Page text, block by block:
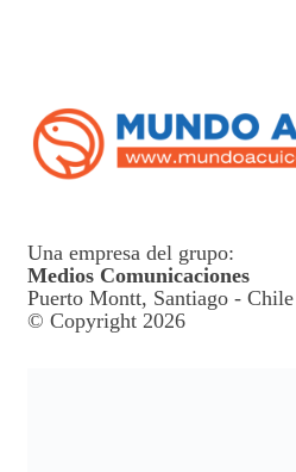
Una empresa del grupo:
Medios Comunicaciones
Puerto Montt, Santiago - Chile
© Copyright 2026